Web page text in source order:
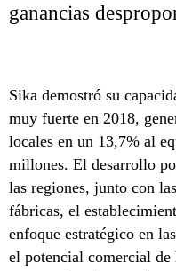
ganancias
Sika demostró su
muy fuerte en 2018,
locales en un 13,7% al
millones. El desarrollo
las regiones, junto con
fábricas, el
enfoque estratégico en
el potencial comercial de